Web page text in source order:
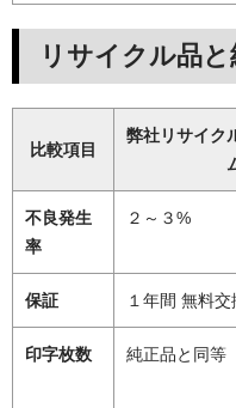
リサイクル品
比較項目
弊社リサイク
不良発生
率
２～３%
保証 １年間 無料
印字枚数 純正品と同等